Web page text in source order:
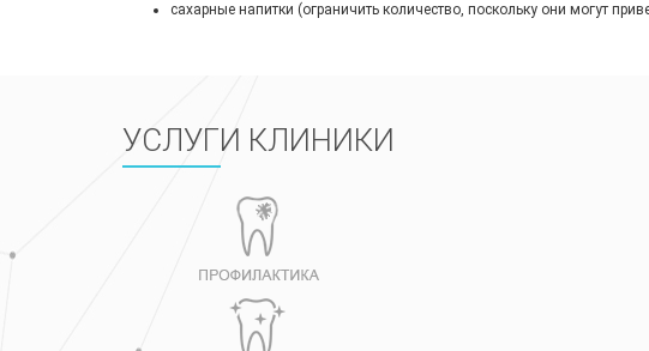
сахарные напитки (ограничить количество, поскольку они могут
УСЛУГИ КЛИНИКИ